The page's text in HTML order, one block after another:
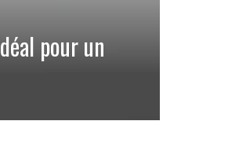
pour un